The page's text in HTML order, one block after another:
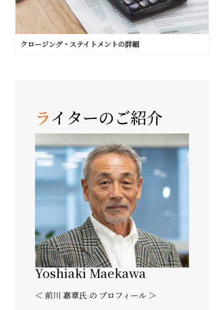
クロージング・ステイトメントの詳細
ライターのご紹介
Yoshiaki Maekawa
＜ 前川 嘉章⽒ の プロフィール ＞